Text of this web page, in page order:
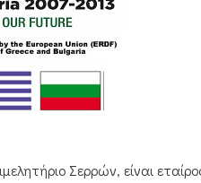
Σερρών, είναι